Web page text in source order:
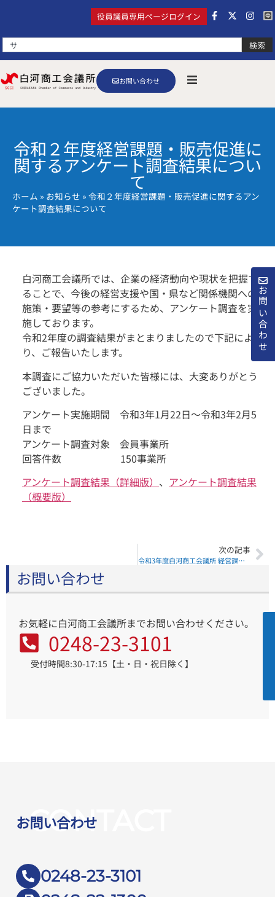
検索
役員議員専用ページログイン
お問い合わせ
お問い合わせ
令和２年度経営課題・販売促進に
関するアンケート調査結果につい
て
ホーム » お知らせ » 令和２年度経営課題・販売促進に関するアン
ケート調査結果について
白河商工会議所では、企業の経済動向や現状を把握す
ることで、今後の経営支援や国・県など関係機関への
施策・要望等の参考にするため、アンケート調査を実
施しております。
令和2年度の調査結果がまとまりましたので下記によ
り、ご報告いたします。
本調査にご協力いただいた皆様には、大変ありがとう
ございました。
アンケート実施期間 令和3年1月22日～令和3年2月5
日まで
アンケート調査対象 会員事業所
回答件数 150事業所
アンケート調査結果（詳細版） 、 アンケート調査結果
（概要版）
次の記事
令和3年度白河商工会議所 経営課題・販売促進に関するアンケート調査のお願い
お問い合わせ
お気軽に白河商工会議所までお問い合わせください。
0248-23-3101
受付時間8:30-17:15【土・日・祝日除く】
CONTACT
お問い合わせ
0248-23-3101